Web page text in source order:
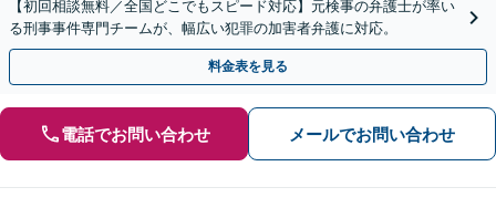
【初回相談無料／全国どこでもスピード対応】元検事の弁護士が率い
る刑事事件専門チームが、幅広い犯罪の加害者弁護に対応。
料金表を見る
電話でお問い合わせ メールでお問い合わせ